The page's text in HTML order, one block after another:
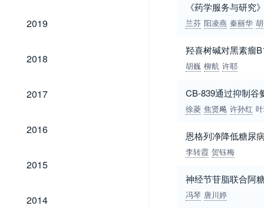
2019
2019
2018
2018
2017
2017
2016
2016
2015
2015
2014
2014
《药学服务与研究
兰芬 阳凌燕 秦丽华
羟喜树碱对黑素瘤
胡巍 柳航 许耶
CB-839通过抑制谷
徐菱 焦贤飚 许孙红
恩格列净降低糖尿
李转霞 贺钰梅
神经节苷脂联合阿
冯琴 唐川婷